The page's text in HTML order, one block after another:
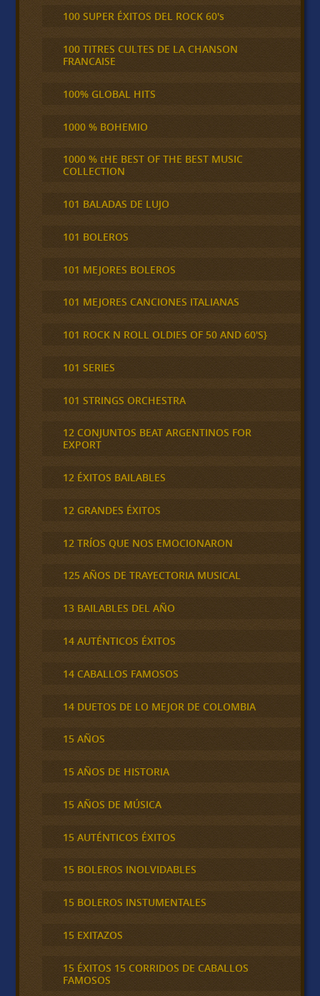
100 SUPER ÉXITOS DEL ROCK 60's
100 TITRES CULTES DE LA CHANSON
FRANCAISE
100% GLOBAL HITS
1000 % BOHEMIO
1000 % tHE BEST OF THE BEST MUSIC
COLLECTION
101 BALADAS DE LUJO
101 BOLEROS
101 MEJORES BOLEROS
101 MEJORES CANCIONES ITALIANAS
101 ROCK N ROLL OLDIES OF 50 AND 60'S}
101 SERIES
101 STRINGS ORCHESTRA
12 CONJUNTOS BEAT ARGENTINOS FOR
EXPORT
12 ÉXITOS BAILABLES
12 GRANDES ÉXITOS
12 TRÍOS QUE NOS EMOCIONARON
125 AÑOS DE TRAYECTORIA MUSICAL
13 BAILABLES DEL AÑO
14 AUTÉNTICOS ÉXITOS
14 CABALLOS FAMOSOS
14 DUETOS DE LO MEJOR DE COLOMBIA
15 AÑOS
15 AÑOS DE HISTORIA
15 AÑOS DE MÚSICA
15 AUTÉNTICOS ÉXITOS
15 BOLEROS INOLVIDABLES
15 BOLEROS INSTUMENTALES
15 EXITAZOS
15 ÉXITOS 15 CORRIDOS DE CABALLOS
FAMOSOS